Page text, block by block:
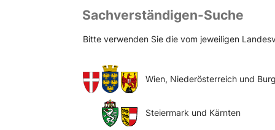
Sachverständigen-Suche
Bitte verwenden Sie die vom jeweiligen
Wien, Niederösterreich und
Steiermark und Kärnten